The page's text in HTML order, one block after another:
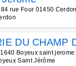
rue Four 01450
DU CHAMP
Boyeux saint
Saint Jérôme